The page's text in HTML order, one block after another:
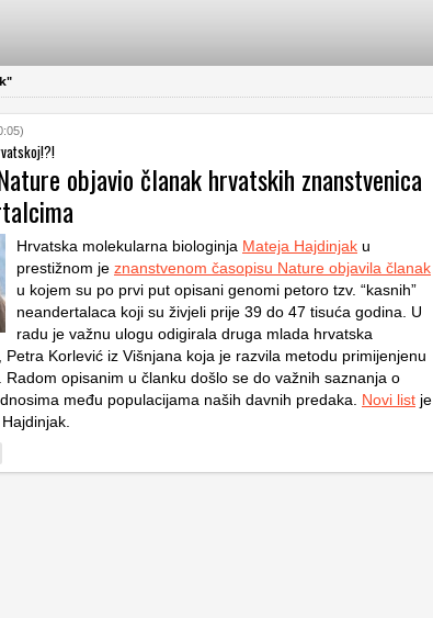
objavio članak hrvatskih znanstvenica
Hrvatska molekularna biologinja Mateja Hajdinjak u
prestižnom je znanstvenom časopisu Nature objavila članak
u kojem su po prvi put opisani genomi petoro tzv. “kasnih”
neandertalaca koji su živjeli prije 39 do 47 tisuća godina. U
radu je važnu ulogu odigirala druga mlada hrvatska
Petra Korlević iz Višnjana koja je razvila metodu primijenjenu
Radom opisanim u članku došlo se do važnih saznanja o
među populacijama naših davnih predaka. Novi list je